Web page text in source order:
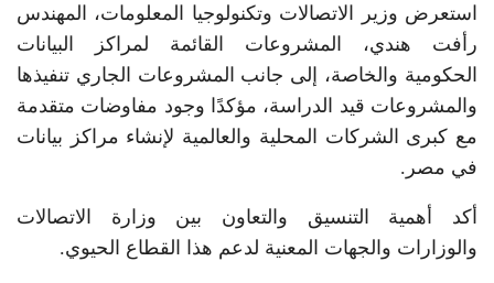
استعرض وزير الاتصالات وتكنولوجيا المعلومات، المهندس
رأفت هندي، المشروعات القائمة لمراكز البيانات
الحكومية والخاصة، إلى جانب المشروعات الجاري تنفيذها
والمشروعات قيد الدراسة، مؤكدًا وجود مفاوضات متقدمة
مع كبرى الشركات المحلية والعالمية لإنشاء مراكز بيانات
في مصر.
أكد أهمية التنسيق والتعاون بين وزارة الاتصالات
والوزارات والجهات المعنية لدعم هذا القطاع الحيوي.